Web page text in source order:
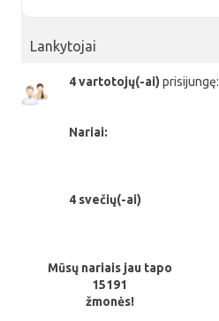
Lankytojai
4 vartotojų(-ai) prisijungę:
Nariai:
4 svečių(-ai)
Mūsų nariais jau tapo
15191
žmonės!